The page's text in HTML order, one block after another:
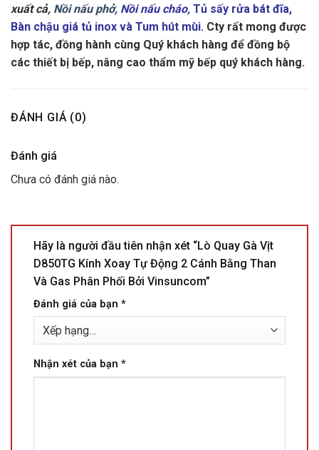
xuất cả, Nồi nấu phở, Nồi nấu cháo, Tủ sấy rửa bát đĩa,
Bàn chậu giá tủ inox và Tum hút mùi. Cty rất mong được
hợp tác, đồng hành cùng Quý khách hàng để đồng bộ
các thiết bị bếp, nâng cao thẩm mỹ bếp quý khách hàng.
ĐÁNH GIÁ (0)
Đánh giá
Chưa có đánh giá nào.
Hãy là người đầu tiên nhận xét “Lò Quay Gà Vịt
D850TG Kính Xoay Tự Động 2 Cánh Bằng Than
Và Gas Phân Phối Bởi Vinsuncom”
Đánh giá của bạn *
Nhận xét của bạn *